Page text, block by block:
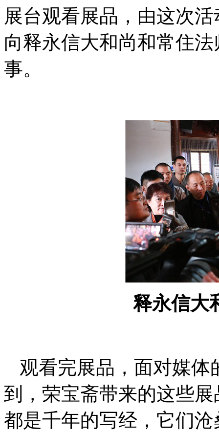
展台观看展品，由这次
向释永信大和尚和常住
事。
释永信大
观看完展品，面对媒体
到，荣宝斋带来的这些
都是千年的写经，它们